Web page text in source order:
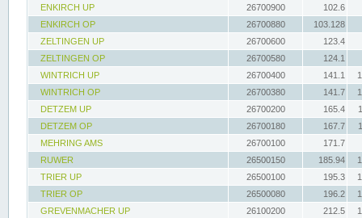
ENKIRCH UP
26700900
102.6
ENKIRCH OP
26700880
103.128
ZELTINGEN UP
26700600
123.4
ZELTINGEN OP
26700580
124.1
WINTRICH UP
26700400 141.1
WINTRICH OP
26700380 141.7
DETZEM UP
26700200 165.4
DETZEM OP
26700180 167.7
MEHRING AMS
26700100
171.7
RUWER
26500150 185.94
TRIER UP
26500100 195.3
TRIER OP
26500080 196.2
GREVENMACHER UP
26100200 212.5